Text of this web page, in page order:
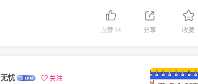
点赞 14 分享 收藏
无忧 关注